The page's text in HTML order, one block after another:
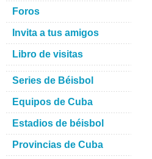
Foros
Invita a tus amigos
Libro de visitas
Series de Béisbol
Equipos de Cuba
Estadios de béisbol
Provincias de Cuba